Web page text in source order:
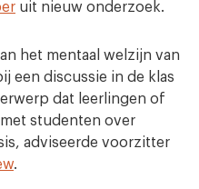
uit nieuw onderzoek.
het mentaal welzijn van
een discussie in de klas
dat leerlingen of
studenten over
adviseerde voorzitter
.